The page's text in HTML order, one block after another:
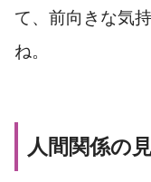
て、前向きな気
ね。
人間関係の